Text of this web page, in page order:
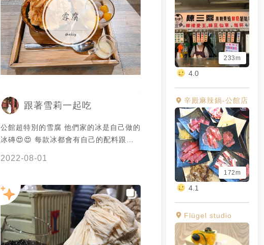
233m
4.0
辛殿麻辣鍋-公館店
172m
4.1
Flügel studio
自由調整甜度都可以獲得滿足。煉乳的奶
香跟豆香意外的很搭配。因此每次來我幾
乎都是點這個品項。 話雖如此，本人基本
的口味全部吃過一輪了。我認為每一個口
味都很有特色，不論是小涼草搭配的芋
圓，珍珠奶茶搭配的珍珠或者是宇治金時
奶茶，其他四種我都很喜歡，但最愛的還
味，絕對都是可以拿到 5/5。此外店內的
裝潢很精緻，還有版豆腐造型的椅子意外
的很可愛。推薦給所有在公館喜歡吃冰的
跟著雪莉一起吃
公館超特別的雪腐 他們家的冰是自己做的
冰磚😍😍 每款冰都會有自己的配料跟一
玉 比珍珠硬一點～但很Q彈😊 我自己加
點芋圓😋 芋圓真的太讚了💯💯 QQ的口感
帶點芋頭跟地瓜的香氣❤️❤️ 裡面還咬的到
芋頭碎😍 📌芒果feat優格$180 芒果應該
有特別挑過 很甜不酸也不軟爛👍🏻 冰是優
2022-08-01